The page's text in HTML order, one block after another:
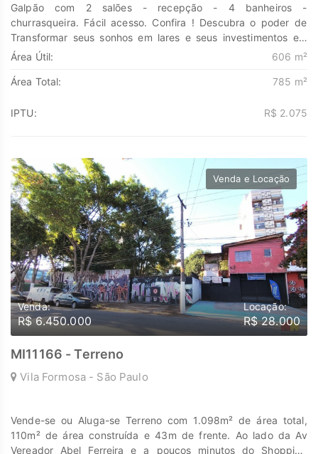
Galpão com 2 salões - recepção - 4 banheiros -
churrasqueira. Fácil acesso. Confira ! Descubra o poder de
Transformar seus sonhos em lares e seus investimentos em
oportunidades. Na Marengo Imóveis cada passo é uma nova
história irá brilhar. www.marengoimoveis.com.br 11-99203-
Área Útil: 606 m²
Área Total: 785 m²
IPTU: R$ 2.075
Venda e Locação
Venda:
R$ 6.450.000
Locação:
R$ 28.000
MI11166 - Terreno
Vila Formosa - São Paulo
Vende-se ou Aluga-se Terreno com 1.098m² de área total,
110m² de área construída e 43m de frente. Ao lado da Av
Vereador Abel Ferreira e a poucos minutos do Shopping